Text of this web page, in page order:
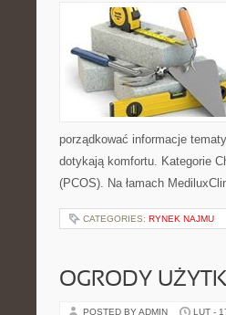
porządkować informacje
dotykają komfortu. Kategorie
(PCOS). Na łamach
CATEGORIES: RYNEK NAJMU
OGRODY
POSTED BY ADMIN LUT -